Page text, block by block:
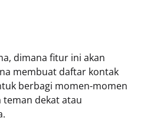
dimana fitur ini akan
membuat daftar kontak
berbagi momen-momen
dekat atau